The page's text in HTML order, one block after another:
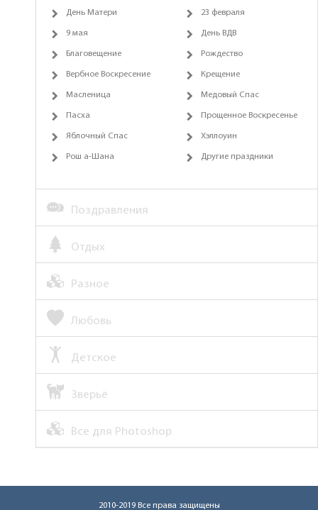
День Матери 23 февраля
9 мая День ВДВ
Благовещение Рождество
Вербное Воскресение Крещение
Масленица Медовый Спас
Пасха Прощенное Воскресенье
Яблочный Спас Хэллоуин
Рош а-Шана Другие праздники
Поздравления
Отдых
Разное
Любовь
Детское
Зверьё
Все для Photoshop
2010-2019 Все права защищены